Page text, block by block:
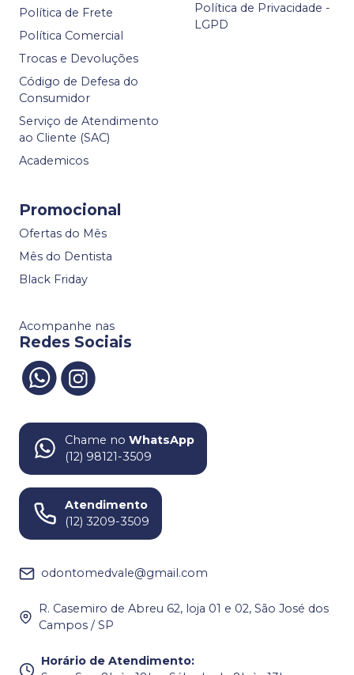
Política de Frete
Política Comercial
Trocas e Devoluções
Código de Defesa do
Consumidor
Serviço de Atendimento
ao Cliente (SAC)
Academicos
Política de Privacidade -
LGPD
Promocional
Ofertas do Mês
Mês do Dentista
Black Friday
Acompanhe nas
Redes Sociais
Chame no WhatsApp
(12) 98121-3509
Atendimento
(12) 3209-3509
odontomedvale@gmail.com
R. Casemiro de Abreu 62, loja 01 e 02, São José dos
Campos / SP
Horário de Atendimento: